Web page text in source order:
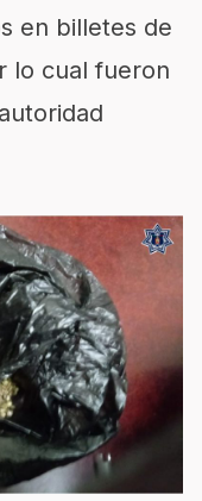
en billetes de
lo cual fueron